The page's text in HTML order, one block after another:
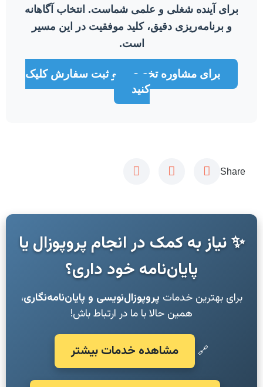
برای آینده شغلی و علمی شماست. انتخاب آگاهانه
و برنامه‌ریزی دقیق، کلید موفقیت در این مسیر
است.
برای مشاوره تخصصی و ثبت سفارش کلیک
کنید
Share
✨ نیاز به کمک در انجام پروپوزال یا
پایان‌نامه خود داری؟
برای بهترین خدمات پروپوزال‌نویسی و پایان‌نامه‌نگاری،
همین حالا با ما در ارتباط باش!
🔗 مشاهده خدمات بیشتر